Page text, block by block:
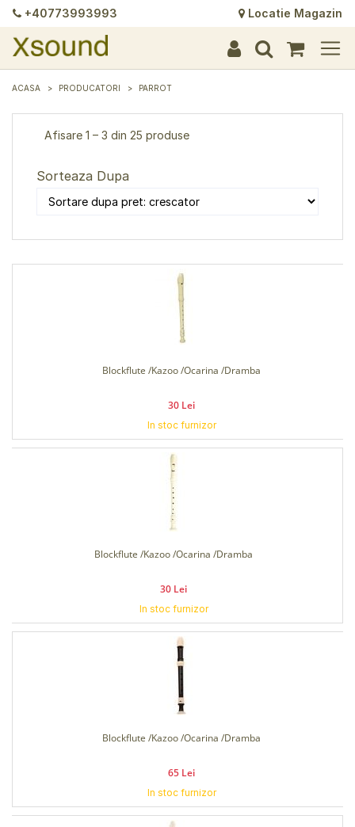
+40773993993 Locatie Magazin
+
+
+
+
+
+
+
+
+
+
+
+
+
+
ACASA PRODUCATORI PARROT
Afisare 1 – 3 din 25 produse
Sorteaza Dupa
Blockflute /Kazoo /Ocarina /Dramba
30 Lei
In stoc furnizor
Blockflute /Kazoo /Ocarina /Dramba
30 Lei
In stoc furnizor
Blockflute /Kazoo /Ocarina /Dramba
65 Lei
In stoc furnizor